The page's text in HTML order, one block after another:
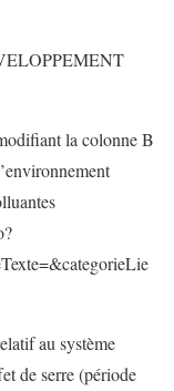
la colonne B
au système
de serre (période